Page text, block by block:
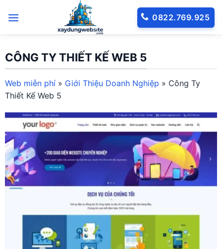
qua
0822.769.925
CÔNG TY THIẾT KẾ WEB 5
Web miễn phí » Giới Thiệu Doanh Nghiệp » Công Ty
Thiết Kế Web 5